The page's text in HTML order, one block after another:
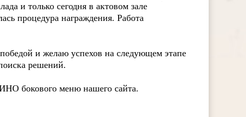
и только сегодня в актовом зале
процедура награждения. Работа
и желаю успехов на следующем этапе
решений.
бокового меню нашего сайта.